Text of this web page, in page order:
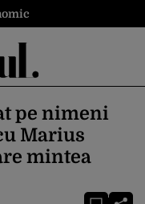
pe nimeni
Marius
mintea